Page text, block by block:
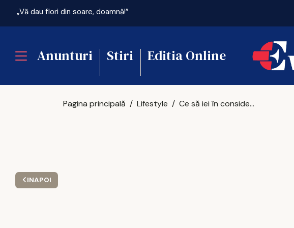
„Vă dau flori din soare, doamnă!”
Anunturi Stiri Editia Online
INAPOI
Pagina principală Lifestyle Ce să iei în considerare atunci când achiziționezi un SUV?